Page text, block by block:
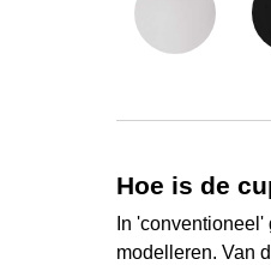
Hoe is de
In
modelleren. Van